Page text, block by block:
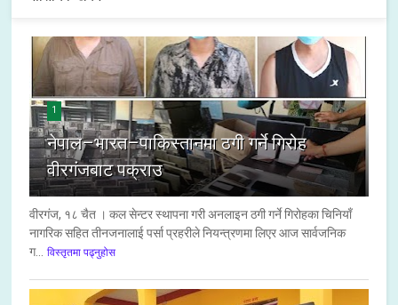
1
नेपाल–भारत–पाकिस्तानमा ठगी गर्ने गिरोह
वीरगंजबाट पक्राउ
वीरगंज, १८ चैत । कल सेन्टर स्थापना गरी अनलाइन ठगी गर्ने गिरोहका चिनियाँ
नागरिक सहित तीनजनालाई पर्सा प्रहरीले नियन्त्रणमा लिएर आज सार्वजनिक
ग...
विस्तृतमा पढ्नुहोस